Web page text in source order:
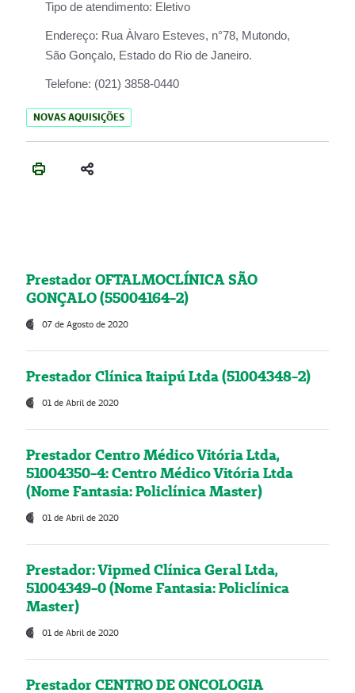
Tipo de atendimento: Eletivo
Endereço: Rua Àlvaro Esteves, n°78, Mutondo,
São Gonçalo, Estado do Rio de Janeiro.
Telefone: (021) 3858-0440
NOVAS AQUISIÇÕES
Prestador OFTALMOCLÍNICA SÃO
GONÇALO (55004164-2)
07 de Agosto de 2020
Prestador Clínica Itaipú Ltda (51004348-2)
01 de Abril de 2020
Prestador Centro Médico Vitória Ltda,
51004350-4: Centro Médico Vitória Ltda
(Nome Fantasia: Policlínica Master)
01 de Abril de 2020
Prestador: Vipmed Clínica Geral Ltda,
51004349-0 (Nome Fantasia: Policlínica
Master)
01 de Abril de 2020
Prestador CENTRO DE ONCOLOGIA